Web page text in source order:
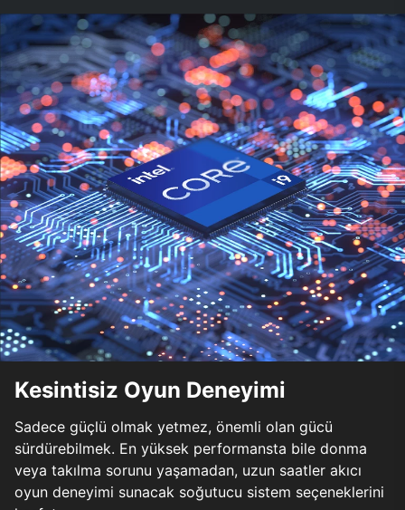
Kesintisiz Oyun Deneyimi
Sadece güçlü olmak yetmez, önemli olan gücü
sürdürebilmek. En yüksek performansta bile donma
veya takılma sorunu yaşamadan, uzun saatler akıcı
oyun deneyimi sunacak soğutucu sistem seçeneklerini